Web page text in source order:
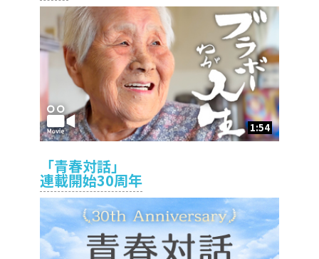
1:54
「青春対話」
連載開始30周年